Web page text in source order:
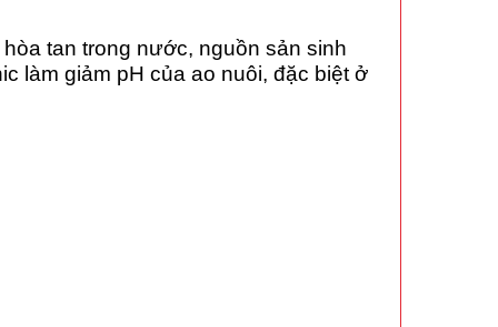
tan trong nước, nguồn sản sinh
làm giảm pH của ao nuôi, đặc biệt ở